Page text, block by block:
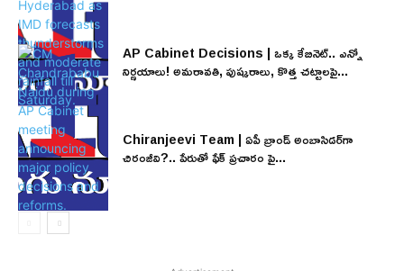
AP Cabinet Decisions | ఒక్క కేబినెట్.. ఎన్నో
నిర్ణయాలు! అమరావతి, పుష్కరాలు, కొత్త చట్టాలపై...
Chiranjeevi Team | ఏపీ బ్రాండ్ అంబాసిడర్‌గా
చిరంజీవి?.. పేరుతో ఫేక్ ప్రచారం పై...